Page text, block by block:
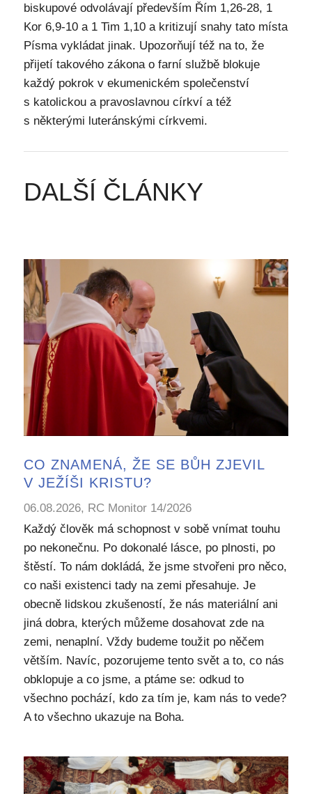
biskupové odvolávají především Řím 1,26-28, 1
Kor 6,9-10 a 1 Tim 1,10 a kritizují snahy tato místa
Písma vykládat jinak. Upozorňují též na to, že
přijetí takového zákona o farní službě blokuje
každý pokrok v ekumenickém společenství
s katolickou a pravoslavnou církví a též
s některými luteránskými církvemi.
DALŠÍ ČLÁNKY
CO ZNAMENÁ, ŽE SE BŮH ZJEVIL
V JEŽÍŠI KRISTU?
06.08.2026, RC Monitor 14/2026
Každý člověk má schopnost v sobě vnímat touhu
po nekonečnu. Po dokonalé lásce, po plnosti, po
štěstí. To nám dokládá, že jsme stvořeni pro něco,
co naši existenci tady na zemi přesahuje. Je
obecně lidskou zkušeností, že nás materiální ani
jiná dobra, kterých můžeme dosahovat zde na
zemi, nenaplní. Vždy budeme toužit po něčem
větším. Navíc, pozorujeme tento svět a to, co nás
obklopuje a co jsme, a ptáme se: odkud to
všechno pochází, kdo za tím je, kam nás to vede?
A to všechno ukazuje na Boha.